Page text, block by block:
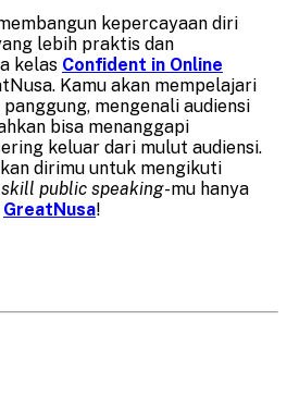
kepercayaan diri
lebih praktis dan
kelas Confident in Online
Kamu akan mempelajari
mengenali audiensi
bisa menanggapi
keluar dari mulut audiensi.
dirimu untuk mengikuti
skill public speaking-mu hanya
GreatNusa!